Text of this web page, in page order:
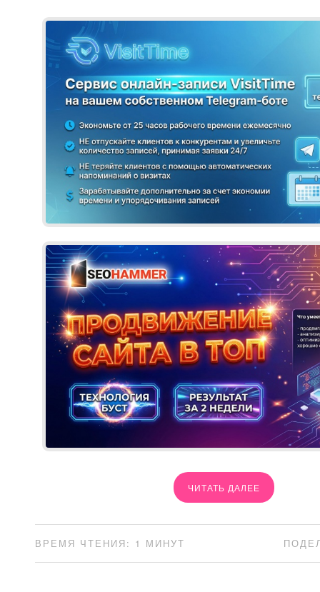
ЧИТАТЬ ДАЛЕЕ
ВРЕМЯ ЧТЕНИЯ: 1 МИНУТ